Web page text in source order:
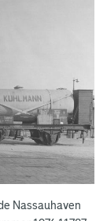
Nassauhaven